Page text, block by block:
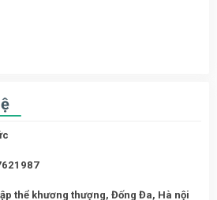
thể khương thượng, Đống Đa, Hà nội